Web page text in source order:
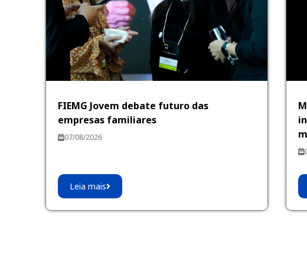
FIEMG Jovem debate futuro das
empresas familiares
07/08/2026
Leia mais